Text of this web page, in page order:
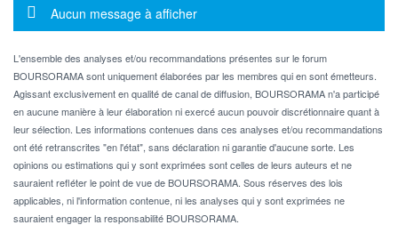
Message d'information
Aucun message à afficher
L'ensemble des analyses et/ou recommandations présentes sur le forum
BOURSORAMA sont uniquement élaborées par les membres qui en sont émetteurs.
Agissant exclusivement en qualité de canal de diffusion, BOURSORAMA n'a participé
en aucune manière à leur élaboration ni exercé aucun pouvoir discrétionnaire quant à
leur sélection. Les informations contenues dans ces analyses et/ou recommandations
ont été retranscrites "en l'état", sans déclaration ni garantie d'aucune sorte. Les
opinions ou estimations qui y sont exprimées sont celles de leurs auteurs et ne
sauraient refléter le point de vue de BOURSORAMA. Sous réserves des lois
applicables, ni l'information contenue, ni les analyses qui y sont exprimées ne
sauraient engager la responsabilité BOURSORAMA.